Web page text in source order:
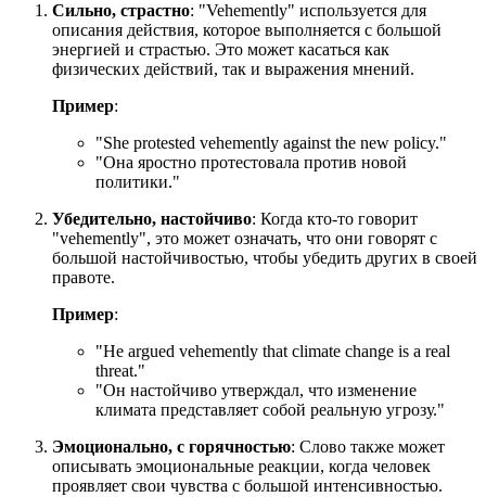
Сильно, страстно: "Vehemently" используется для
описания действия, которое выполняется с большой
энергией и страстью. Это может касаться как
физических действий, так и выражения мнений.
Пример:
"She protested vehemently against the new policy."
"Она яростно протестовала против новой
политики."
Убедительно, настойчиво: Когда кто-то говорит
"vehemently", это может означать, что они говорят с
большой настойчивостью, чтобы убедить других в своей
правоте.
Пример:
"He argued vehemently that climate change is a real
threat."
"Он настойчиво утверждал, что изменение
климата представляет собой реальную угрозу."
Эмоционально, с горячностью: Слово также может
описывать эмоциональные реакции, когда человек
проявляет свои чувства с большой интенсивностью.